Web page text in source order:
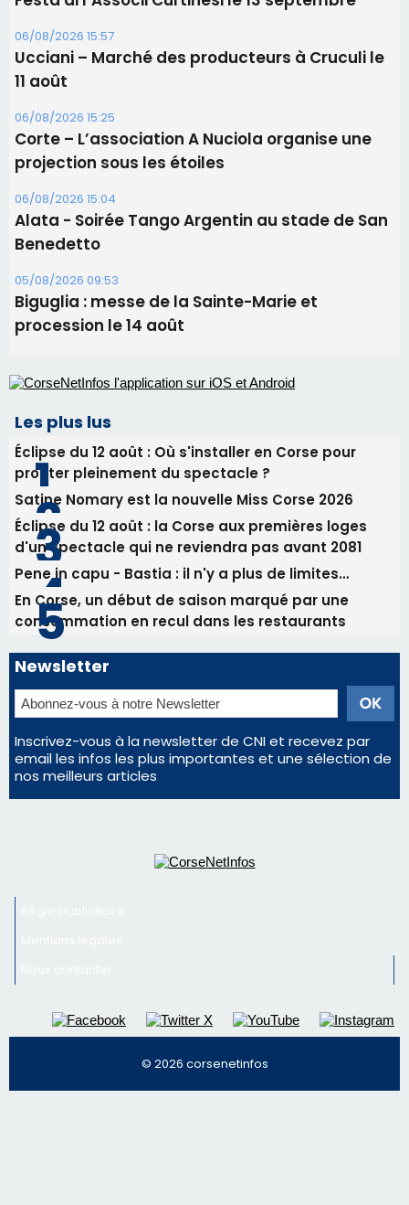
06/08/2026 15:57
Ucciani – Marché des producteurs à Cruculi le
11 août
06/08/2026 15:25
Corte – L’association A Nuciola organise une
projection sous les étoiles
06/08/2026 15:04
Alata - Soirée Tango Argentin au stade de San
Benedetto
05/08/2026 09:53
Biguglia : messe de la Sainte-Marie et
procession le 14 août
Les plus lus
Éclipse du 12 août : Où s'installer en Corse pour
profiter pleinement du spectacle ?
Satine Nomary est la nouvelle Miss Corse 2026
Éclipse du 12 août : la Corse aux premières loges
d'un spectacle qui ne reviendra pas avant 2081
Pene in capu - Bastia : il n'y a plus de limites…
En Corse, un début de saison marqué par une
consommation en recul dans les restaurants
Newsletter
Inscrivez-vous à la newsletter de CNI et recevez par
email les infos les plus importantes et une sélection de
nos meilleurs articles
© 2026 corsenetinfos